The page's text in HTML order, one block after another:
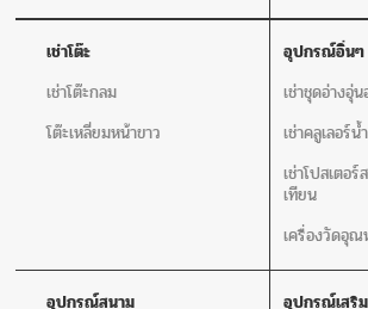
เช่าโต๊ะ
เช่าโต๊ะกลม
โต๊ะเหลี่ยมหน้าขาว
อุปกรณ์อิ่นๆ
เช่าชุดอ่างอุ่น
เช่าคลูเลอร์น้ำ
เช่าโปสเตอ
เทียน
เครื่องวัดอุ
อุปกรณ์สนาม อุปกรณ์เสริม